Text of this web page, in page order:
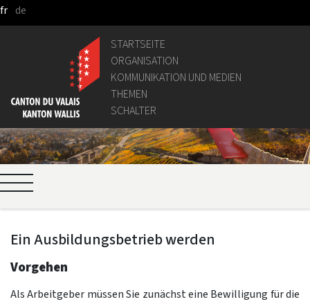
Zum Hauptinhalt springen
fr de
STARTSEITE
ORGANISATION
KOMMUNIKATION UND MEDIEN
THEMEN
SCHALTER
Ein Ausbildungsbetrieb werden
Vorgehen
Als Arbeitgeber müssen Sie zunächst eine Bewilligung für die